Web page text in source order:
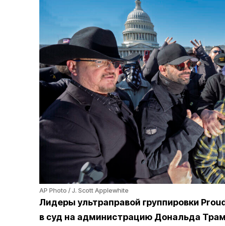
AP Photo / J. Scott Applewhite
Лидеры ультраправой группировки
в суд на администрацию Дональда